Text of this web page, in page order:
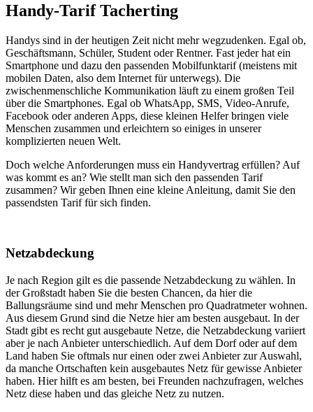
Handy-Tarif Tacherting
Handys sind in der heutigen Zeit nicht mehr wegzudenken. Egal ob,
Geschäftsmann, Schüler, Student oder Rentner. Fast jeder hat ein
Smartphone und dazu den passenden Mobilfunktarif (meistens mit
mobilen Daten, also dem Internet für unterwegs). Die
zwischenmenschliche Kommunikation läuft zu einem großen Teil
über die Smartphones. Egal ob WhatsApp, SMS, Video-Anrufe,
Facebook oder anderen Apps, diese kleinen Helfer bringen viele
Menschen zusammen und erleichtern so einiges in unserer
komplizierten neuen Welt.
Doch welche Anforderungen muss ein Handyvertrag erfüllen? Auf
was kommt es an? Wie stellt man sich den passenden Tarif
zusammen? Wir geben Ihnen eine kleine Anleitung, damit Sie den
passendsten Tarif für sich finden.
Netzabdeckung
Je nach Region gilt es die passende Netzabdeckung zu wählen. In
der Großstadt haben Sie die besten Chancen, da hier die
Ballungsräume sind und mehr Menschen pro Quadratmeter wohnen.
Aus diesem Grund sind die Netze hier am besten ausgebaut. In der
Stadt gibt es recht gut ausgebaute Netze, die Netzabdeckung variiert
aber je nach Anbieter unterschiedlich. Auf dem Dorf oder auf dem
Land haben Sie oftmals nur einen oder zwei Anbieter zur Auswahl,
da manche Ortschaften kein ausgebautes Netz für gewisse Anbieter
haben. Hier hilft es am besten, bei Freunden nachzufragen, welches
Netz diese haben und das gleiche Netz zu nutzen.